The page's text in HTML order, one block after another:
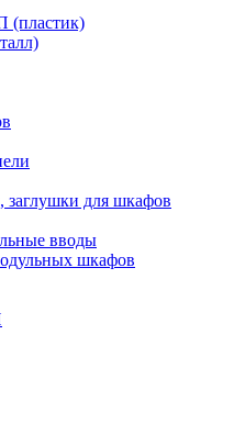
заглушки для шкафов
вводы
шкафов